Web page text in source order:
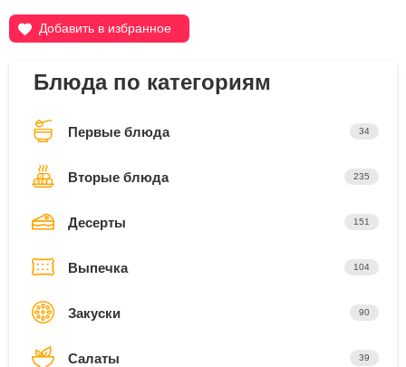
Добавить в избранное
Блюда по категориям
Первые блюда 34
Вторые блюда 235
Десерты 151
Выпечка 104
Закуски 90
Салаты 39